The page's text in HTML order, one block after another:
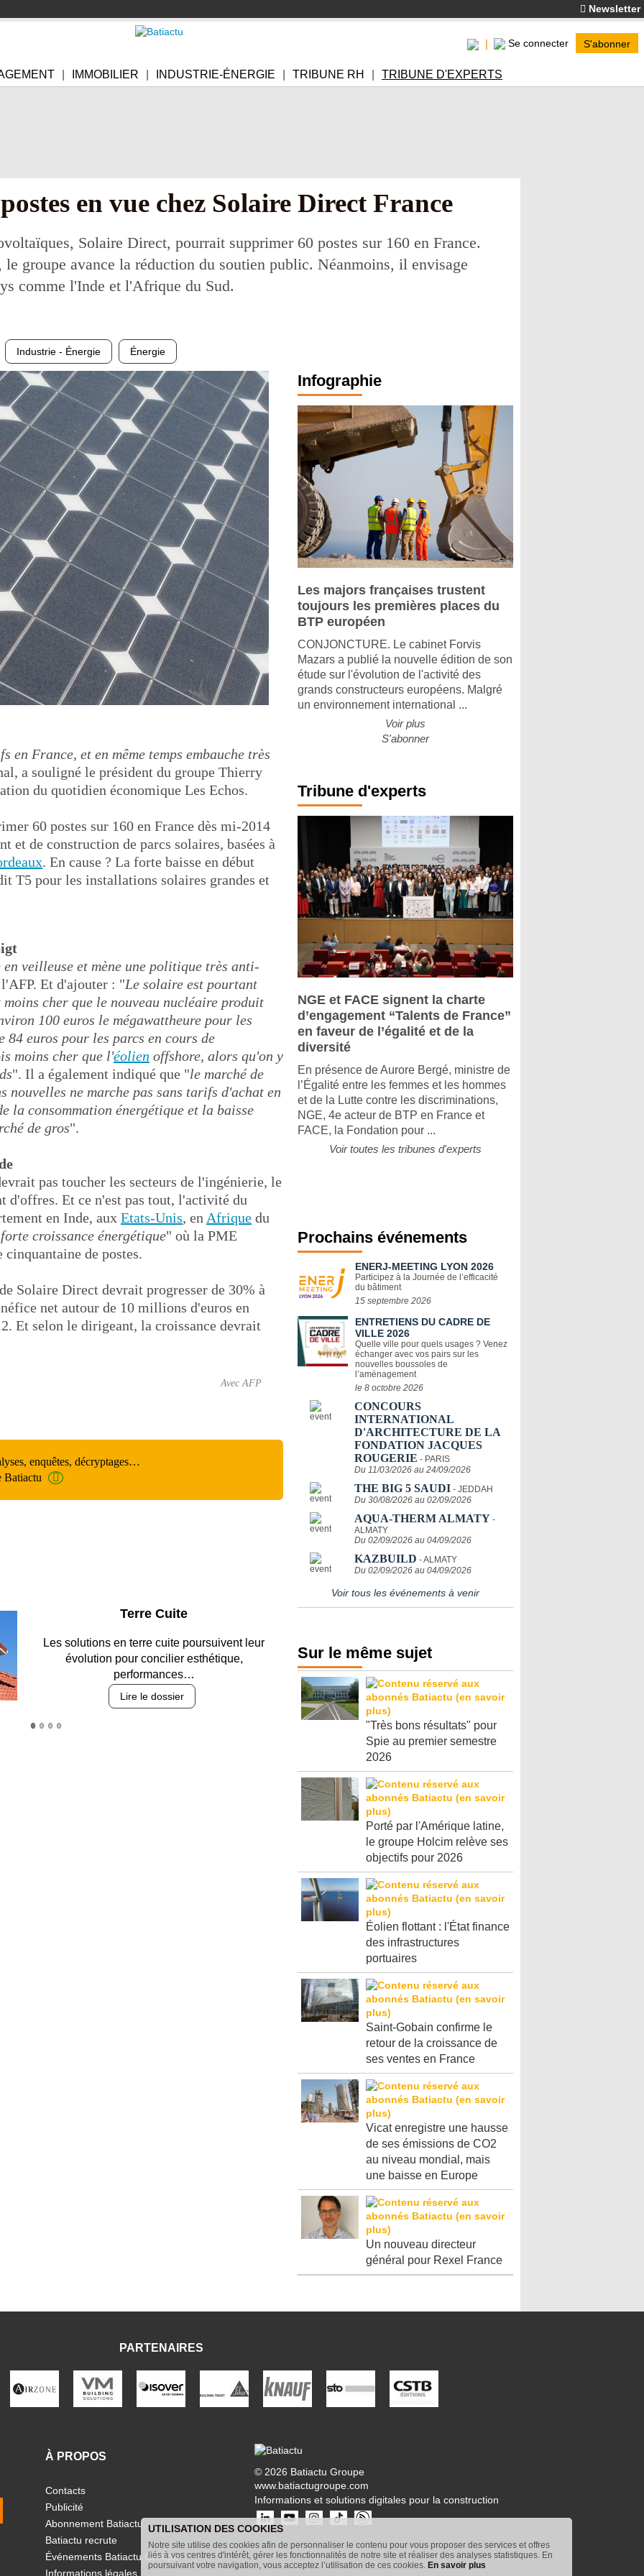
Newsletter
Se connecter S'abonner
IMMOBILIER INDUSTRIE-ÉNERGIE TRIBUNE RH TRIBUNE D'EXPERTS
en vue chez Solaire Direct France
Solaire Direct, pourrait supprimer 60 postes sur 160 en France.
groupe avance la réduction du soutien public. Néanmoins, il envisage
comme l'Inde et l'Afrique du Sud.
Industrie - Énergie Énergie
en France, et en même temps embauche très
a souligné le président du groupe Thierry
du quotidien économique Les Echos.
60 postes sur 160 en France dès mi-2014
et de construction de parcs solaires, basées à
. En cause ? La forte baisse en début
T5 pour les installations solaires grandes et
veilleuse et mène une politique très anti-
Et d'ajouter : "Le solaire est pourtant
cher que le nouveau nucléaire produit
100 euros le mégawattheure pour les
euros pour les parcs en cours de
moins cher que l'éolien offshore, alors qu'on y
". Il a également indiqué que "le marché de
ne marche pas sans tarifs d'achat en
la consommation énergétique et la baisse
de gros".
pas toucher les secteurs de l'ingénierie, le
d'offres. Et ce n'est pas tout, l'activité du
en Inde, aux Etats-Unis, en Afrique du
croissance énergétique" où la PME
de postes.
Solaire Direct devrait progresser de 30% à
net autour de 10 millions d'euros en
Et selon le dirigeant, la croissance devrait
Avec AFP
enquêtes, décryptages…
Batiactu
Parking et garages
Entre circulation, sécurisation des accès,
durabilité des revêtements et intégration…
Lire le dossier
Infographie
Les majors françaises trustent
toujours les premières places du
BTP européen
CONJONCTURE. Le cabinet Forvis
Mazars a publié la nouvelle édition de son
étude sur l'évolution de l'activité des
grands constructeurs européens. Malgré
un environnement international ...
Voir plus
S'abonner
Tribune d'experts
NGE et FACE signent la charte
d’engagement “Talents de France”
en faveur de l’égalité et de la
diversité
En présence de Aurore Bergé, ministre de
l’Égalité entre les femmes et les hommes
et de la Lutte contre les discriminations,
NGE, 4e acteur de BTP en France et
FACE, la Fondation pour ...
Voir toutes les tribunes d'experts
Prochains événements
ENERJ-MEETING LYON 2026
Participez à la Journée de l’efficacité
du bâtiment
15 septembre 2026
ENTRETIENS DU CADRE DE
VILLE 2026
Quelle ville pour quels usages ? Venez
échanger avec vos pairs sur les
nouvelles boussoles de
l’aménagement
le 8 octobre 2026
CONCOURS
INTERNATIONAL
D'ARCHITECTURE DE LA
FONDATION JACQUES
ROUGERIE - PARIS
Du 11/03/2026 au 24/09/2026
THE BIG 5 SAUDI - JEDDAH
Du 30/08/2026 au 02/09/2026
AQUA-THERM ALMATY -
ALMATY
Du 02/09/2026 au 04/09/2026
KAZBUILD - ALMATY
Du 02/09/2026 au 04/09/2026
Voir tous les événements à venir
Sur le même sujet
"Très bons résultats" pour
Spie au premier semestre
2026
Porté par l'Amérique latine,
le groupe Holcim relève ses
objectifs pour 2026
Éolien flottant : l'État finance
des infrastructures
portuaires
Saint-Gobain confirme le
retour de la croissance de
ses ventes en France
Vicat enregistre une hausse
de ses émissions de CO2
au niveau mondial, mais
une baisse en Europe
Un nouveau directeur
général pour Rexel France
PARTENAIRES
À PROPOS
Contacts
Publicité
Abonnement Batiactu
Batiactu recrute
Événements Batiactu Groupe
Informations légales
© 2026 Batiactu Groupe
www.batiactugroupe.com
Informations et solutions digitales pour la construction
UTILISATION DES COOKIES
Notre site utilise des cookies afin de personnaliser le contenu pour vous proposer des services et offres
liés à vos centres d'intérêt, gérer les fonctionnalités de notre site et réaliser des analyses statistiques. En
poursuivant votre navigation, vous acceptez l’utilisation de ces cookies. En savoir plus